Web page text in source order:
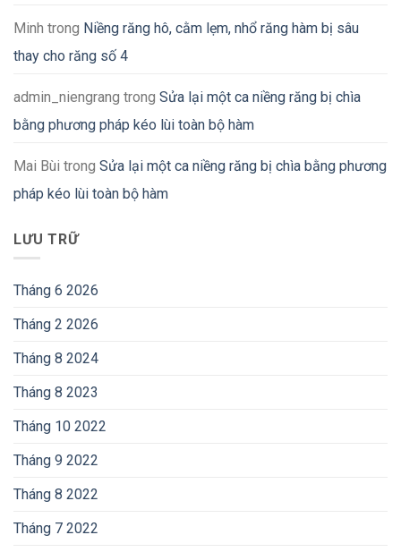
Minh trong Niềng răng hô, cằm lẹm, nhổ răng hàm bị sâu
thay cho răng số 4
admin_niengrang trong Sửa lại một ca niềng răng bị chìa
bằng phương pháp kéo lùi toàn bộ hàm
Mai Bùi trong Sửa lại một ca niềng răng bị chìa bằng phương
pháp kéo lùi toàn bộ hàm
LƯU TRỮ
Tháng 6 2026
Tháng 2 2026
Tháng 8 2024
Tháng 8 2023
Tháng 10 2022
Tháng 9 2022
Tháng 8 2022
Tháng 7 2022